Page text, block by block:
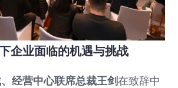
企业面临的机遇与挑战
经营中心联席总裁王剑在致辞中